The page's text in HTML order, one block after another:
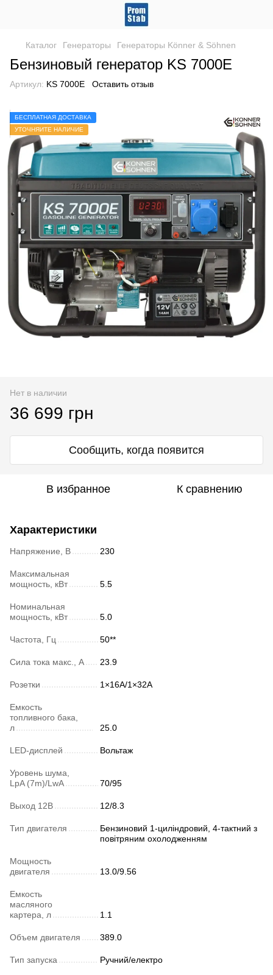
Каталог Генераторы Генераторы Könner & Söhnen
Бензиновый генератор KS 7000E
Артикул: KS 7000E Оставить отзыв
БЕСПЛАТНАЯ ДОСТАВКА
УТОЧНЯЙТЕ НАЛИЧИЕ
Нет в наличии
36 699 грн
Сообщить, когда появится
В избранное К сравнению
Характеристики
Напряжение, В 230
Максимальная
мощность, кВт
5.5
Номинальная
мощность, кВт
5.0
Частота, Гц 50**
Сила тока макс., А 23.9
Розетки 1×16А/1×32А
Емкость
топливного бака,
л
25.0
LED-дисплей Вольтаж
Уровень шума,
LpA (7m)/LwA
70/95
Выход 12В 12/8.3
Тип двигателя
Бензиновий 1-циліндровий, 4-тактний з
повітряним охолодженням
Мощность
двигателя
13.0/9.56
Емкость
масляного
картера, л
1.1
Объем двигателя 389.0
Тип запуска Ручний/електро